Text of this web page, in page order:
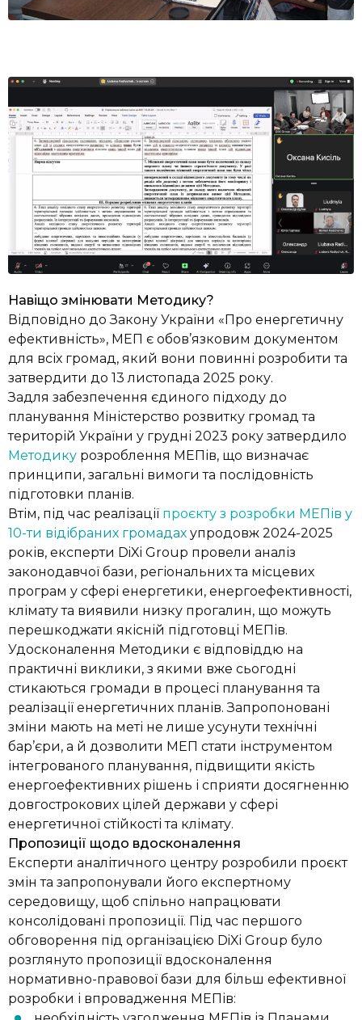
Навіщо змінювати Методику?
Відповідно до Закону України «Про енергетичну
ефективність», МЕП є обов’язковим документом
для всіх громад, який вони повинні розробити та
затвердити до 13 листопада 2025 року.
Задля забезпечення єдиного підходу до
планування Міністерство розвитку громад та
територій України у грудні 2023 року затвердило
Методику розроблення МЕПів, що визначає
принципи, загальні вимоги та послідовність
підготовки планів.
Втім, під час реалізації проєкту з розробки МЕПів у
10-ти відібраних громадах упродовж 2024-2025
років, експерти DiXi Group провели аналіз
законодавчої бази, регіональних та місцевих
програм у сфері енергетики, енергоефективності,
клімату та виявили низку прогалин, що можуть
перешкоджати якісній підготовці МЕПів.
Удосконалення Методики є відповіддю на
практичні виклики, з якими вже сьогодні
стикаються громади в процесі планування та
реалізації енергетичних планів. Запропоновані
зміни мають на меті не лише усунути технічні
бар’єри, а й дозволити МЕП стати інструментом
інтегрованого планування, підвищити якість
енергоефективних рішень і сприяти досягненню
довгострокових цілей держави у сфері
енергетичної стійкості та клімату.
Пропозиції щодо вдосконалення
Експерти аналітичного центру розробили проєкт
змін та запропонували його експертному
середовищу, щоб спільно напрацювати
консолідовані пропозиції. Під час першого
обговорення під організацією DiXi Group було
розглянуто пропозиції вдосконалення
нормативно-правової бази для більш ефективної
розробки і впровадження МЕПів: